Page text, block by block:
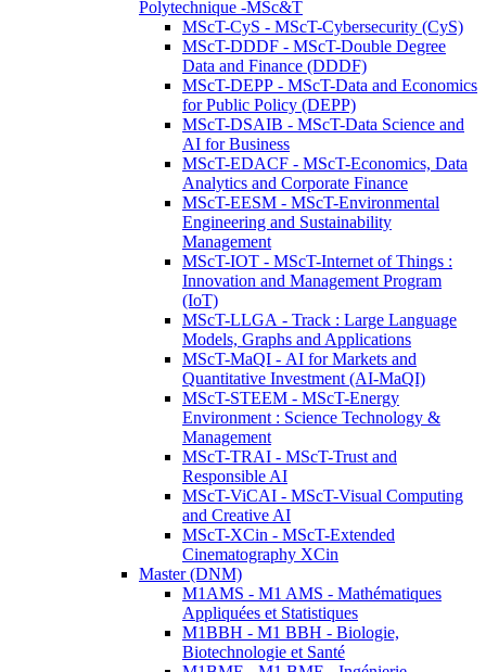
Polytechnique -MSc&T
MScT-CyS - MScT-Cybersecurity (CyS)
MScT-DDDF - MScT-Double Degree
Data and Finance (DDDF)
MScT-DEPP - MScT-Data and Economics
for Public Policy (DEPP)
MScT-DSAIB - MScT-Data Science and
AI for Business
MScT-EDACF - MScT-Economics, Data
Analytics and Corporate Finance
MScT-EESM - MScT-Environmental
Engineering and Sustainability
Management
MScT-IOT - MScT-Internet of Things :
Innovation and Management Program
(IoT)
MScT-LLGA - Track : Large Language
Models, Graphs and Applications
MScT-MaQI - AI for Markets and
Quantitative Investment (AI-MaQI)
MScT-STEEM - MScT-Energy
Environment : Science Technology &
Management
MScT-TRAI - MScT-Trust and
Responsible AI
MScT-ViCAI - MScT-Visual Computing
and Creative AI
MScT-XCin - MScT-Extended
Cinematography XCin
Master (DNM)
M1AMS - M1 AMS - Mathématiques
Appliquées et Statistiques
M1BBH - M1 BBH - Biologie,
Biotechnologie et Santé